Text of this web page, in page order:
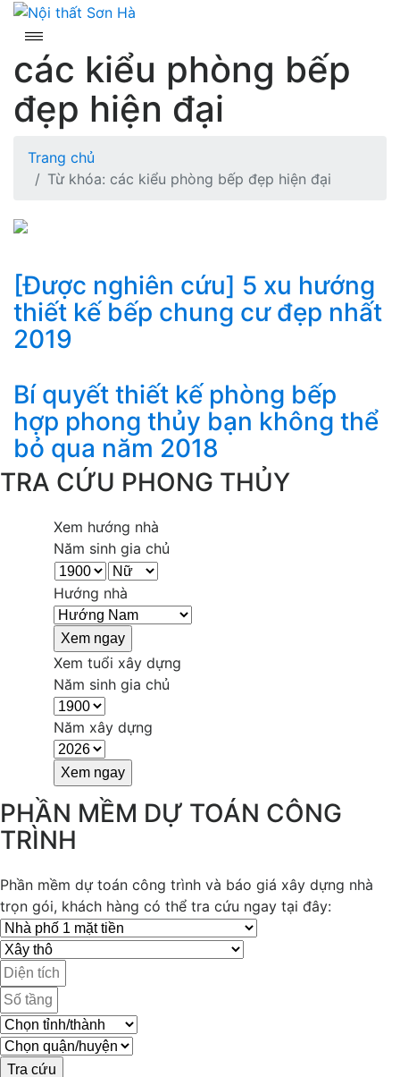
Skip
content
các kiểu phòng bếp
đẹp hiện đại
Trang chủ
Từ khóa: các kiểu phòng bếp đẹp hiện đại
[Được nghiên cứu] 5 xu hướng
thiết kế bếp chung cư đẹp nhất
2019
Bí quyết thiết kế phòng bếp
hợp phong thủy bạn không thể
bỏ qua năm 2018
TRA CỨU PHONG THỦY
Xem hướng nhà
Năm sinh gia chủ
Hướng nhà
Xem tuổi xây dựng
Năm sinh gia chủ
Năm xây dựng
PHẦN MỀM DỰ TOÁN CÔNG
TRÌNH
Phần mềm dự toán công trình và báo giá xây dựng nhà
trọn gói, khách hàng có thể tra cứu ngay tại đây: